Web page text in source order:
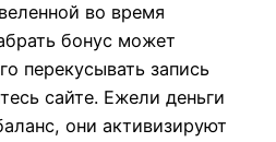
во время
бонус может
перекусывать запись
сайте. Ежели деньги
они активизируют